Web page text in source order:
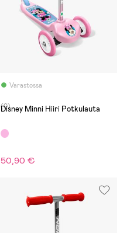
Varastossa
(0)
Disney Minni Hiiri Potkulauta
50,90 €